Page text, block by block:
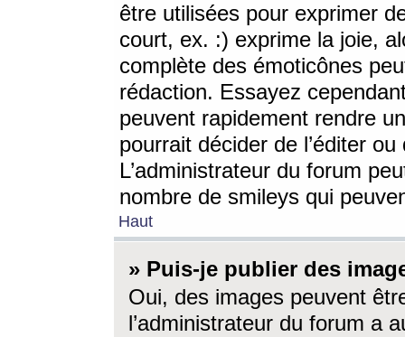
être utilisées pour exprimer
court, ex. :) exprime la joie,
complète des émoticônes
rédaction. Essayez
peuvent rapidement rendre
pourrait décider de l’éditer
L’administrateur du forum
nombre de smileys qui
Haut
» Puis-je publier des
Oui, des images peuvent
l’administrateur du forum a